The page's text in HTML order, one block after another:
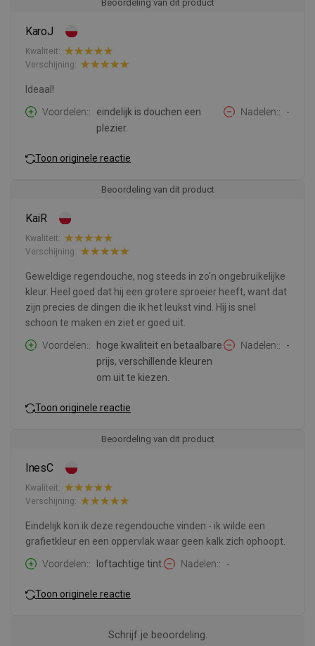
Beoordeling van dit product
KaroJ
Kwaliteit:
Verschijning:
Ideaal!
Voordelen:
eindelijk is douchen een
plezier.
Nadelen: -
Toon originele reactie
Beoordeling van dit product
KaiR
Kwaliteit:
Verschijning:
Geweldige regendouche, nog steeds in zo'n ongebruikelijke
kleur. Heel goed dat hij een grotere sproeier heeft, want dat
zijn precies de dingen die ik het leukst vind. Hij is snel
schoon te maken en ziet er goed uit.
Voordelen:
hoge kwaliteit en betaalbare
prijs, verschillende kleuren
om uit te kiezen.
Nadelen: -
Toon originele reactie
Beoordeling van dit product
InesC
Kwaliteit:
Verschijning:
Eindelijk kon ik deze regendouche vinden - ik wilde een
grafietkleur en een oppervlak waar geen kalk zich ophoopt.
Voordelen:
loftachtige tint. Nadelen: -
Toon originele reactie
Schrijf je beoordeling.